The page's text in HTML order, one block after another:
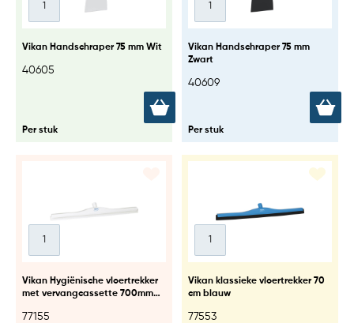
Vikan Handschraper 75 mm Wit
40605
Per stuk
Vikan Handschraper 75 mm
Zwart
40609
Per stuk
Vikan Hygiënische vloertrekker
met vervangcassette 700mm
77155
Vikan klassieke vloertrekker 70
cm blauw
77553